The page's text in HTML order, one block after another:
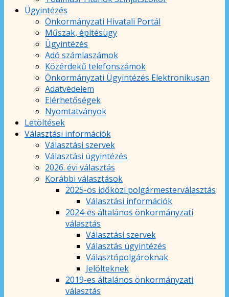
Ügyintézés
Önkormányzati Hivatali Portál
Műszak, építésügy
Ügyintézés
Adó számlaszámok
Közérdekű telefonszámok
Önkormányzati Ügyintézés Elektronikusan
Adatvédelem
Elérhetőségek
Nyomtatványok
Letöltések
Választási információk
Választási szervek
Választási ügyintézés
2026. évi választás
Korábbi választások
2025-ös időközi polgármesterválasztás
Választási információk
2024-es általános önkormányzati
választás
Választási szervek
Választás ügyintézés
Választópolgároknak
Jelölteknek
2019-es általános önkormányzati
választás